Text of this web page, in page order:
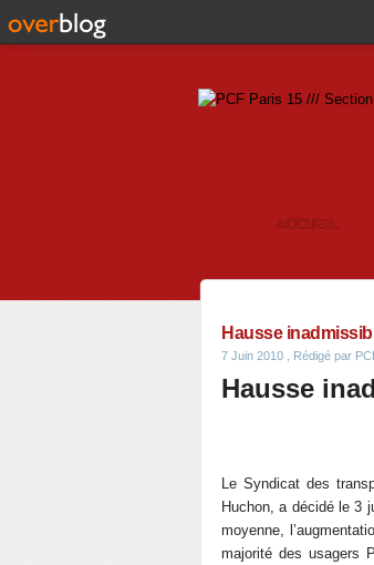
ACCUEIL
Hausse
7 Juin 2010 , Rédigé par
Hausse
Le Syndicat des
Huchon, a décidé le 3
moyenne,
majorité des usagers